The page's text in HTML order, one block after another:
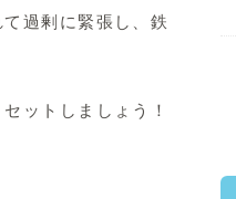
過剰に緊張し、鉄
ットしましょう！